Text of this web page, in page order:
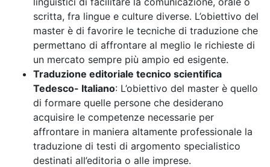
scritta, fra lingue e culture diverse. L’obiettivo del
master è di favorire le tecniche di traduzione che
permettano di affrontare al meglio le richieste di
un mercato sempre più ampio ed esigente.
Traduzione editoriale tecnico scientifica
Tedesco- Italiano: L’obiettivo del master è quello
di formare quelle persone che desiderano
acquisire le competenze necessarie per
affrontare in maniera altamente professionale la
traduzione di testi di argomento specialistico
destinati all’editoria o alle imprese.